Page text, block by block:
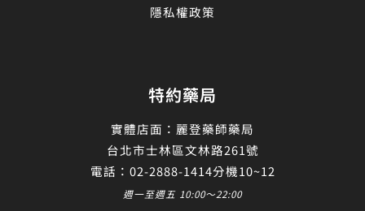
隱私權政策
特約藥局
實體店面：麗登藥師藥局
台北市士林區文林路261號
電話：02-2888-1414分機10~12
週一至週五 10:00～22:00